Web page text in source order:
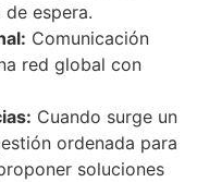
espera.
Comunicación
red global con
Cuando surge un
ordenada para
soluciones